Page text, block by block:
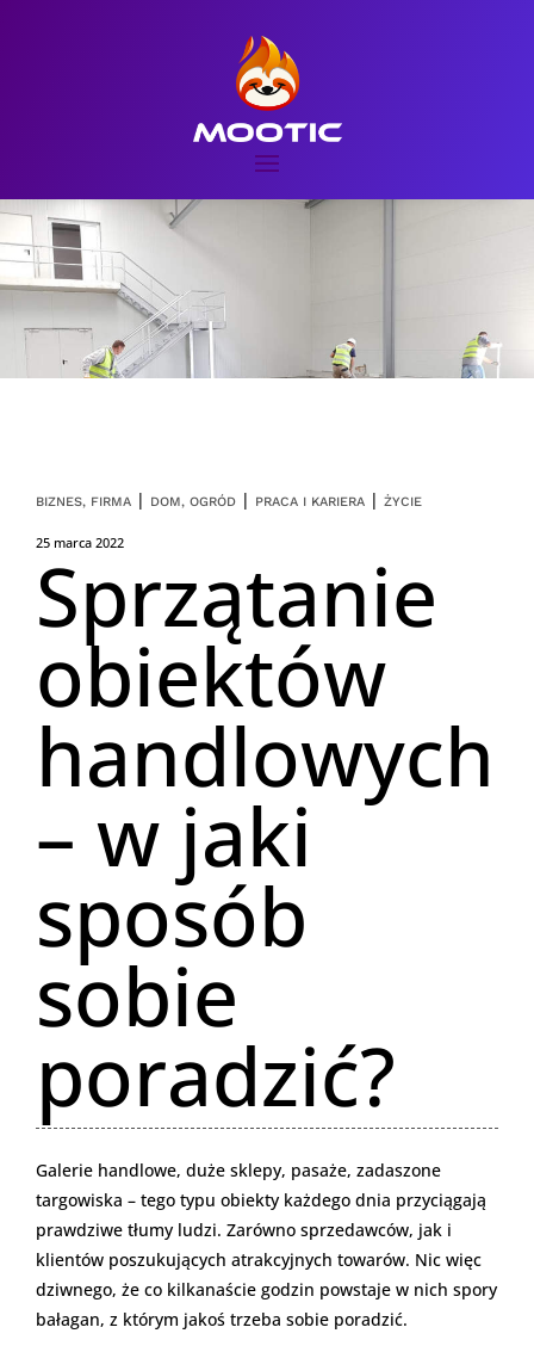
BIZNES, FIRMA | DOM, OGRÓD | PRACA I KARIERA | ŻYCIE
25 marca 2022
Sprzątanie
obiektów
handlowych
– w jaki
sposób
sobie
poradzić?
Galerie handlowe, duże sklepy, pasaże, zadaszone
targowiska – tego typu obiekty każdego dnia przyciągają
prawdziwe tłumy ludzi. Zarówno sprzedawców, jak i
klientów poszukujących atrakcyjnych towarów. Nic więc
dziwnego, że co kilkanaście godzin powstaje w nich spory
bałagan, z którym jakoś trzeba sobie poradzić.